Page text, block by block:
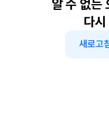
알 수 없는
다
새로고